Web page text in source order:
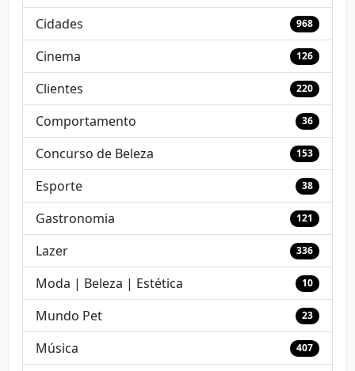
Cidades 968
Cinema 126
Clientes 220
Comportamento 36
Concurso de Beleza 153
Esporte 38
Gastronomia 121
Lazer 336
Moda | Beleza | Estética 10
Mundo Pet 23
Música 407